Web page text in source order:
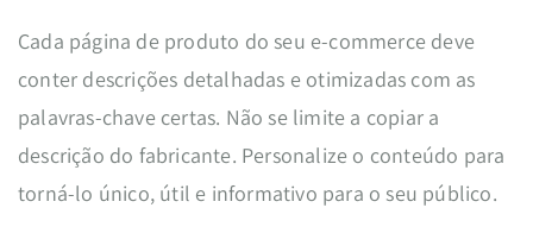
Cada página de produto do seu e-commerce deve
conter descrições detalhadas e otimizadas com as
palavras-chave certas. Não se limite a copiar a
descrição do fabricante. Personalize o conteúdo para
torná-lo único, útil e informativo para o seu público.